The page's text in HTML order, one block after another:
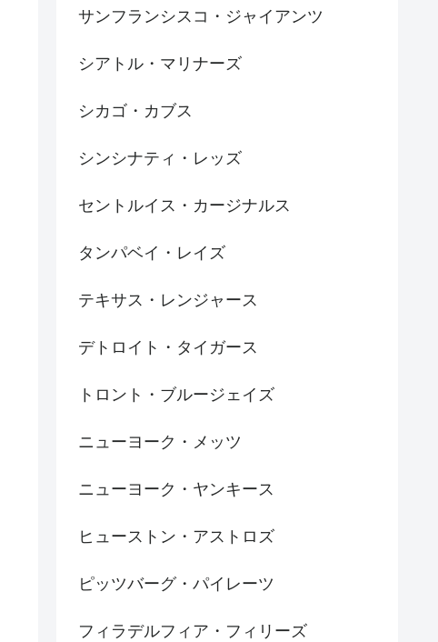
サンフランシスコ・ジャイアンツ
シアトル・マリナーズ
シカゴ・カブス
シンシナティ・レッズ
セントルイス・カージナルス
タンパベイ・レイズ
テキサス・レンジャース
デトロイト・タイガース
トロント・ブルージェイズ
ニューヨーク・メッツ
ニューヨーク・ヤンキース
ヒューストン・アストロズ
ピッツバーグ・パイレーツ
フィラデルフィア・フィリーズ